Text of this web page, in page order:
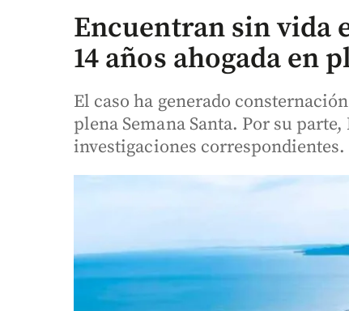
Encuentran sin vida
14 años ahogada en
El caso ha generado
plena Semana Santa. Por su
investigaciones correspondientes.